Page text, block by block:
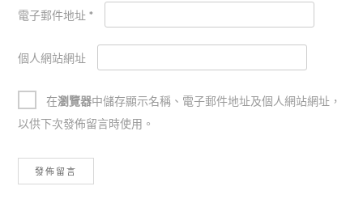
電子郵件地址 *
個人網站網址
在瀏覽器中儲存顯示名稱、電子郵件地址及個人網站網址，
以供下次發佈留言時使用。